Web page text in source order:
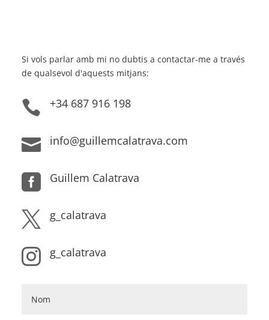
Si vols parlar amb mi no dubtis a contactar-me a través
de qualsevol d'aquests mitjans:
 +34 687 916 198
 info@guillemcalatrava.com
 Guillem Calatrava
 g_calatrava
 g_calatrava